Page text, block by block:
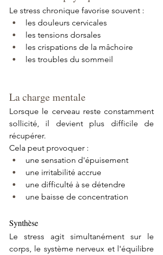
Le stress chronique favorise souvent :
les douleurs cervicales
les tensions dorsales
les crispations de la mâchoire
les troubles du sommeil
La charge mentale
Lorsque le cerveau reste constamment
sollicité, il devient plus difficile de
récupérer.
Cela peut provoquer :
une sensation d'épuisement
une irritabilité accrue
une difficulté à se détendre
une baisse de concentration
Synthèse
Le stress agit simultanément sur le
corps, le système nerveux et l'équilibre